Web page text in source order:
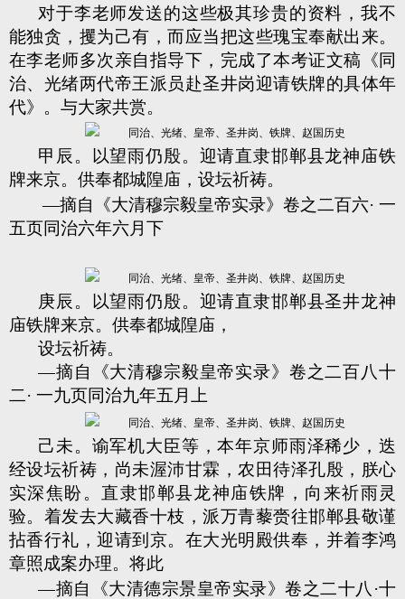
对于李老师发送的这些极其珍贵的资料，我不
能独贪，攫为己有，而应当把这些瑰宝奉献出来。
在李老师多次亲自指导下，完成了本考证文稿《同
治、光绪两代帝王派员赴圣井岗迎请铁牌的具体年
代》。与大家共赏。
甲辰。以望雨仍殷。迎请直隶邯郸县龙神庙铁
牌来京。供奉都城隍庙，设坛祈祷。
—摘自《大清穆宗毅皇帝实录》卷之二百六· 一
五页同治六年六月下
庚辰。以望雨仍殷。迎请直隶邯郸县圣井龙神
庙铁牌来京。供奉都城隍庙，
设坛祈祷。
—摘自《大清穆宗毅皇帝实录》卷之二百八十
二· 一九页同治九年五月上
己未。谕军机大臣等，本年京师雨泽稀少，迭
经设坛祈祷，尚未渥沛甘霖，农田待泽孔殷，朕心
实深焦盼。直隶邯郸县龙神庙铁牌，向来祈雨灵
验。着发去大藏香十枝，派万青藜赍往邯郸县敬谨
拈香行礼，迎请到京。在大光明殿供奉，并着李鸿
章照成案办理。将此
—摘自《大清德宗景皇帝实录》卷之二十八·十